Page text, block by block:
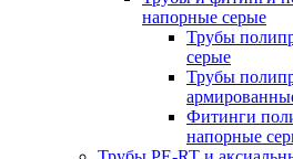
напорные серые
Трубы
серые
Трубы
Фитинги
напорные